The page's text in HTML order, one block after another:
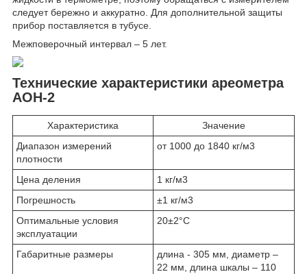
следует бережно и аккуратно. Для дополнительной защиты
прибор поставляется в тубусе.
Межповерочный интервал – 5 лет.
Технические характеристики ареометра
АОН-2
Характеристика
Значение
Диапазон измерений
плотности
от 1000 до 1840 кг/м3
Цена деления 1 кг/м3
Погрешность
±1 кг/м3
Оптимальные условия
эксплуатации
20±2°С
Габаритные размеры
длина - 305 мм, диаметр –
22 мм, длина шкалы – 110